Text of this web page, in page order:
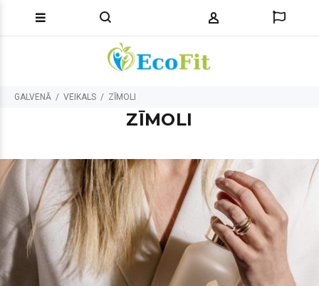
GALVENĀ VEIKALS ZĪMOLI
ZĪMOLI